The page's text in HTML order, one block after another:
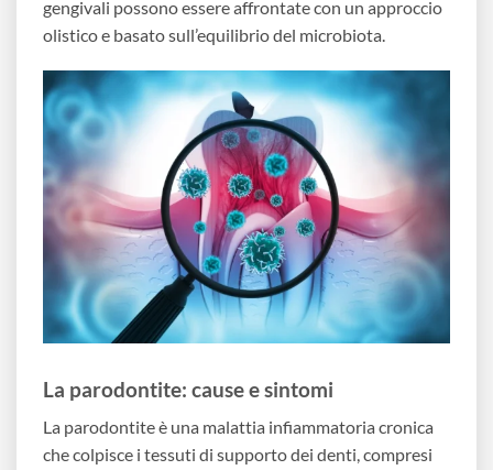
gengivali possono essere affrontate con un approccio
olistico e basato sull’equilibrio del microbiota.
La parodontite: cause e sintomi
La parodontite è una malattia infiammatoria cronica
che colpisce i tessuti di supporto dei denti, compresi